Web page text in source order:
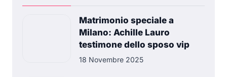
Matrimonio speciale a
Milano: Achille Lauro
testimone dello sposo vip
18 Novembre 2025